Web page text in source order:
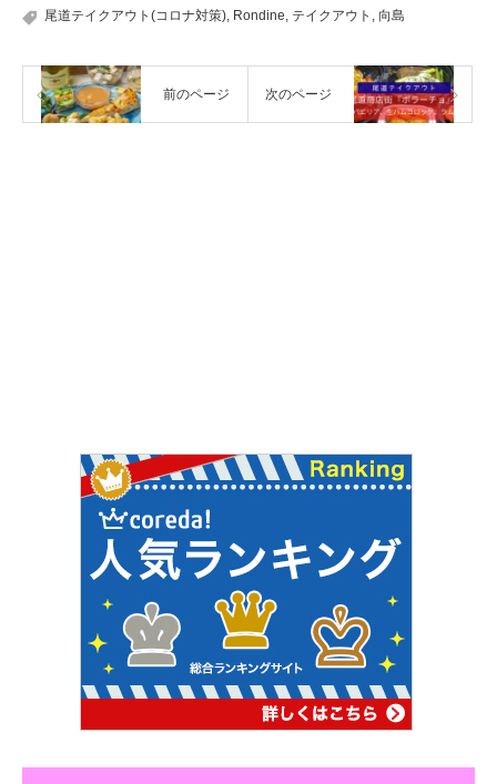
尾道テイクアウト(コロナ対策) Rondine テイクアウト 向島
前のページ 次のページ